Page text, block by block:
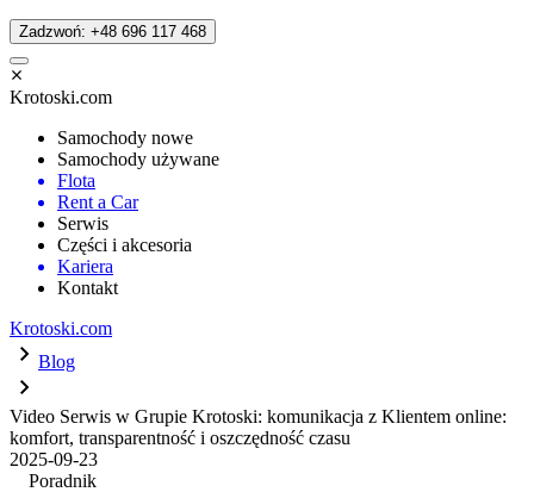
Zadzwoń: +48 696 117 468
Krotoski.com
Samochody nowe
Samochody używane
Flota
Rent a Car
Serwis
Części i akcesoria
Kariera
Kontakt
Krotoski.com
Blog
Video Serwis w Grupie Krotoski: komunikacja z Klientem online:
komfort, transparentność i oszczędność czasu
2025-09-23
Poradnik